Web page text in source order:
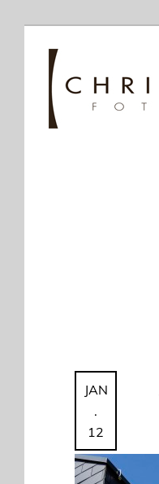
JAN
.
12